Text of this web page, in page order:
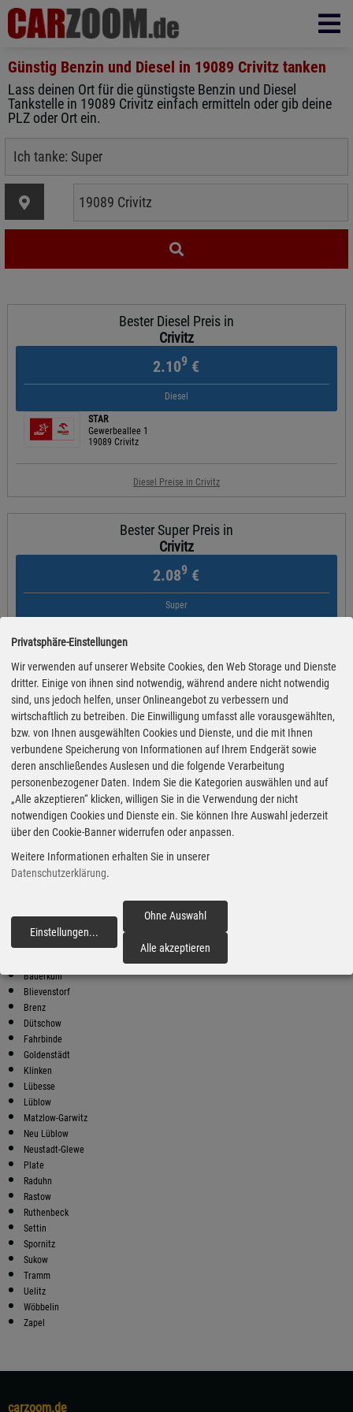
Günstig Benzin und Diesel in 19089 Crivitz tanken
Lass deinen Ort für die günstigste Benzin und Diesel
Tankstelle in 19089 Crivitz einfach ermitteln oder gib deine
PLZ oder Ort ein.
Bester Diesel Preis in
Crivitz
2.109 €
Diesel
STAR
Gewerbeallee 1
19089 Crivitz
Diesel Preise in Crivitz
Bester Super Preis in
Crivitz
2.089 €
Super
Gewerbeallee 1
19089 Crivitz
Super Preise in Crivitz
Bester Super E10 Preis in
Crivitz
2.029€
Super E10
STAR
19089 Crivitz
Super E10 Preise in Crivitz
Preiswerter tanken - finden Sie die günstigsten Benzin und Diesel
Preise in Ihrer Stadt
Bauerkuhl
Blievenstorf
Brenz
Dütschow
Fahrbinde
Goldenstädt
Klinken
Lübesse
Lüblow
Matzlow-Garwitz
Neu Lüblow
Neustadt-Glewe
Plate
Raduhn
Rastow
Ruthenbeck
Settin
Spornitz
Sukow
Tramm
Uelitz
Wöbbelin
Zapel
carzoom.de
Privatsphäre-Einstellungen
Wir verwenden auf unserer Website Cookies, den Web Storage und Dienste
dritter. Einige von ihnen sind notwendig, während andere nicht notwendig
sind, uns jedoch helfen, unser Onlineangebot zu verbessern und
wirtschaftlich zu betreiben. Die Einwilligung umfasst alle vorausgewählten,
bzw. von Ihnen ausgewählten Cookies und Dienste, und die mit Ihnen
verbundene Speicherung von Informationen auf Ihrem Endgerät sowie
deren anschließendes Auslesen und die folgende Verarbeitung
personenbezogener Daten. Indem Sie die Kategorien auswählen und auf
„Alle akzeptieren“ klicken, willigen Sie in die Verwendung der nicht
notwendigen Cookies und Dienste ein. Sie können Ihre Auswahl jederzeit
über den Cookie-Banner widerrufen oder anpassen.
Weitere Informationen erhalten Sie in unserer
Datenschutzerklärung.
Einstellungen...
Ohne Auswahl
Alle akzeptieren